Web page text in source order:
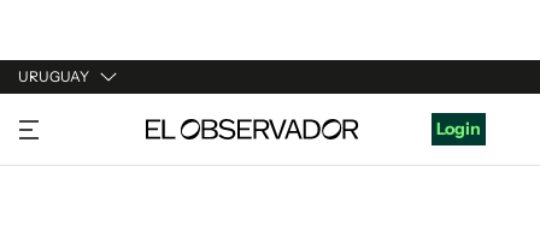
URUGUAY
URUGUAY
ARGENTINA
Login